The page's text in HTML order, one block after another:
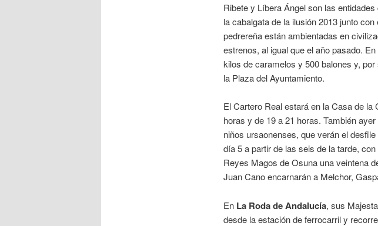
Ribete y Líbera Ángel son las
la cabalgata de la ilusión 2013 junto
pedrereña están ambientadas en
estrenos, al igual que el año pasado.
kilos de caramelos y 500 balones y,
la Plaza del Ayuntamiento.
El Cartero Real estará en la Casa de la
horas y de 19 a 21 horas. También
niños ursaonenses, que verán el
día 5 a partir de las seis de la tarde,
Reyes Magos de Osuna una veintena
Juan Cano encarnarán a Melchor,
En La Roda de Andalucía, sus
desde la estación de ferrocarril y